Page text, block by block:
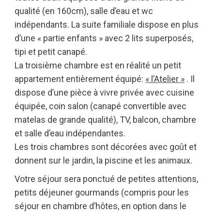
qualité (en 160cm), salle d’eau et wc
indépendants. La suite familiale dispose en plus
d’une « partie enfants » avec 2 lits superposés,
tipi et petit canapé.
La troisième chambre est en réalité un petit
appartement entièrement équipé: « l’Atelier » . Il
dispose d’une pièce à vivre privée avec cuisine
équipée, coin salon (canapé convertible avec
matelas de grande qualité), TV, balcon, chambre
et salle d’eau indépendantes.
Les trois chambres sont décorées avec goût et
donnent sur le jardin, la piscine et les animaux.
Votre séjour sera ponctué de petites attentions,
petits déjeuner gourmands (compris pour les
séjour en chambre d’hôtes, en option dans le